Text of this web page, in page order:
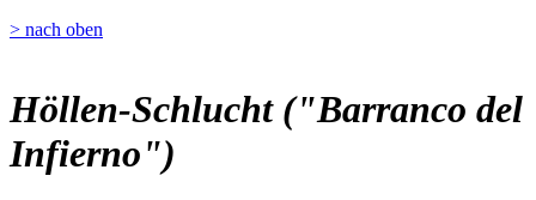
> nach oben
Höllen-Schlucht ("Barranco del
Infierno")